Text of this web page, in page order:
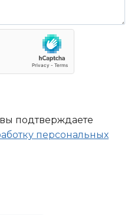
подтверждаете
персональных